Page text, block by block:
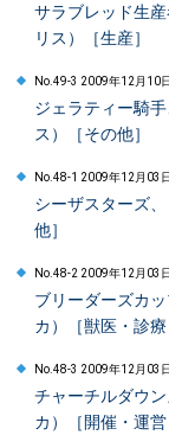
サラブレッド生
リス）［生産］
No.49-3 2009年12月10日
ジェラティー騎
ス）［その他］
No.48-1 2009年12月03日
シーザスターズ
他］
No.48-2 2009年12月03日
ブリーダーズカ
カ）［獣医・診療
No.48-3 2009年12月03日
チャーチルダウ
カ）［開催・運営